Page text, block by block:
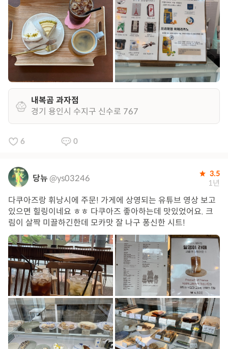
내복곰 과자점
경기 용인시 수지구 신수로 767
6 0
당뉴 @ys03246 3.5
1년
다쿠아즈랑 휘낭시에 주문! 가게에 상영되는 유튜브 영상 보고
있으면 힐링이네요 ㅎㅎ 다쿠아즈 좋아하는데 맛있었어요. 크
림이 살짝 미끌하긴한데 모카맛 잘 나구 퐁신한 시트!